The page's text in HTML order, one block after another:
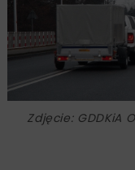
Zdjęcie: GDDKiA